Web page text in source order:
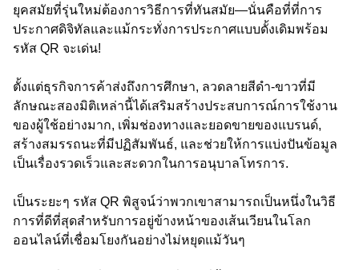
ยุคสมัยที่รุ่นใหม่ต้องการวิธีการที่ทันสมัย—นั่นคือที่ที่การ
ประกาศดิจิทัลและแม้กระทั่งการประกาศแบบดั้งเดิมพร้อม
รหัส QR จะเด่น!
ตั้งแต่ธุรกิจการค้าส่งถึงการศึกษา, ลวดลายสีดำ-ขาวที่มี
ลักษณะสองมิติเหล่านี้ได้เสริมสร้างประสบการณ์การใช้งาน
ของผู้ใช้อย่างมาก, เพิ่มช่องทางและยอดขายของแบรนด์,
สร้างสมรรถนะที่มีปฏิสัมพันธ์, และช่วยให้การแบ่งปันข้อมูล
เป็นเรื่องรวดเร็วและสะดวกในการอนุบาลโทรการ.
เป็นระยะๆ รหัส QR พิสูจน์ว่าพวกเขาสามารถเป็นหนึ่งในวิธี
การที่ดีที่สุดสำหรับการอยู่ข้างหน้าของเส้นเวียนในโลก
ออนไลน์ที่เชื่อมโยงกันอย่างไม่หยุดแม้วันๆ